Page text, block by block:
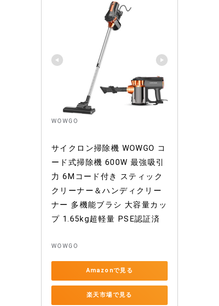
WOWGO
サイクロン掃除機 WOWGO コ
ード式掃除機 600W 最強吸引
力 6Mコード付き スティック
クリーナー＆ハンディクリー
ナー 多機能ブラシ 大容量カッ
プ 1.65kg超軽量 PSE認証済
WOWGO
Amazonで見る
楽天市場で見る